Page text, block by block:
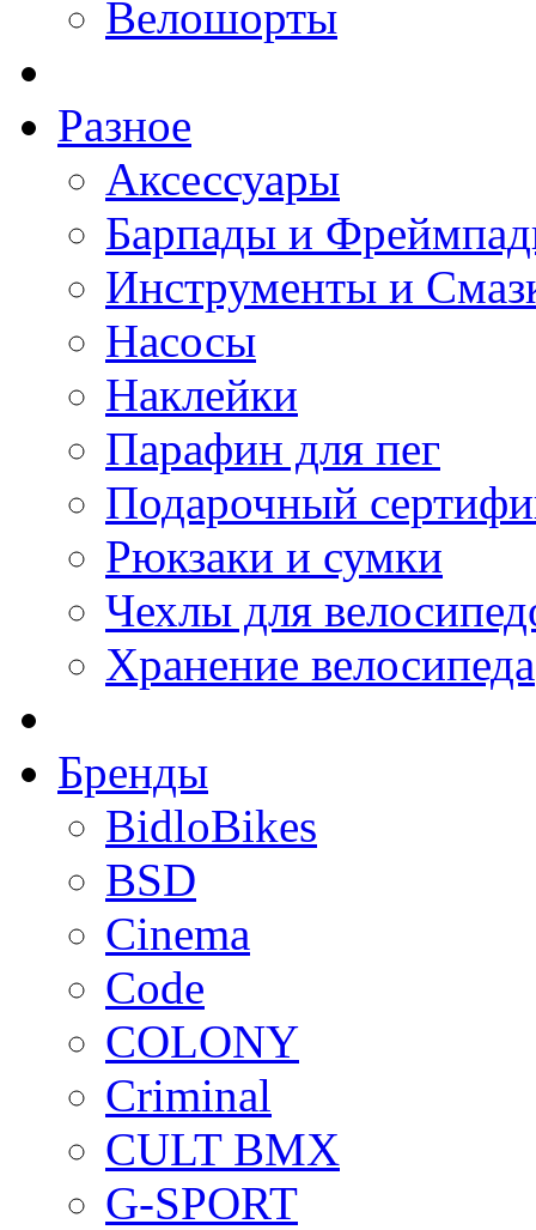
Велошорты
Разное
Аксессуары
Барпады и
Инструменты и
Насосы
Наклейки
Парафин для пег
Подарочный
Рюкзаки и сумки
Чехлы для
Хранение велосипеда
Бренды
BidloBikes
BSD
Cinema
Code
COLONY
Criminal
CULT BMX
G-SPORT